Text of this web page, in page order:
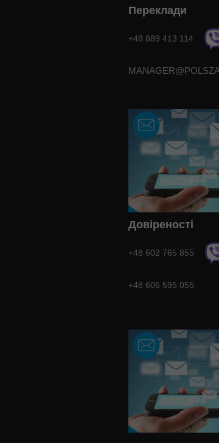
Переклади
+48 889 413 114
Довіреності
+48 602 765 855
+48 606 595 055